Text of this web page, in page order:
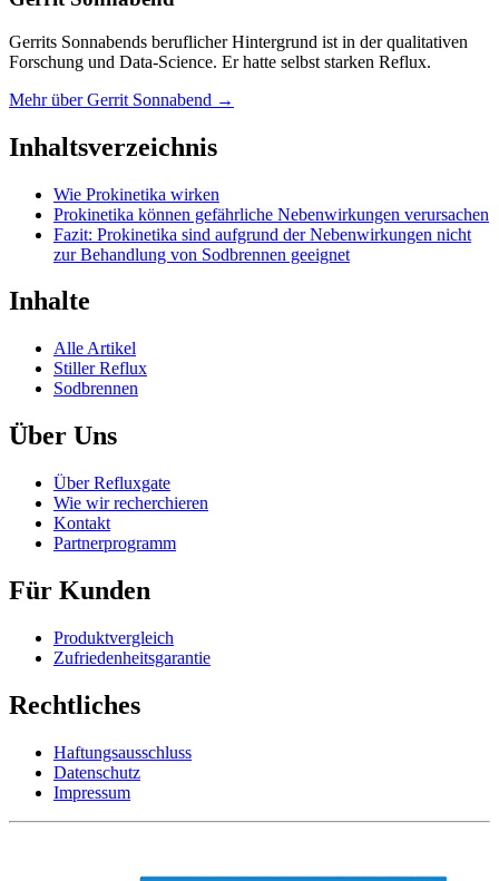
Gerrits Sonnabends beruflicher Hintergrund ist in der qualitativen
Forschung und Data-Science. Er hatte selbst starken Reflux.
Mehr über Gerrit Sonnabend →
Inhaltsverzeichnis
Wie Prokinetika wirken
Prokinetika können gefährliche Nebenwirkungen verursachen
Fazit: Prokinetika sind aufgrund der Nebenwirkungen nicht
zur Behandlung von Sodbrennen geeignet
Inhalte
Alle Artikel
Stiller Reflux
Sodbrennen
Über Uns
Über Refluxgate
Wie wir recherchieren
Kontakt
Partnerprogramm
Für Kunden
Produktvergleich
Zufriedenheitsgarantie
Rechtliches
Haftungsausschluss
Datenschutz
Impressum